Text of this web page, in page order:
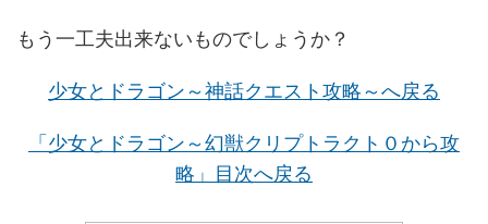
もう一工夫出来ないものでしょうか？
少女とドラゴン～神話クエスト攻略～へ戻る
「少女とドラゴン～幻獣クリプトラクト０から攻
略」目次へ戻る